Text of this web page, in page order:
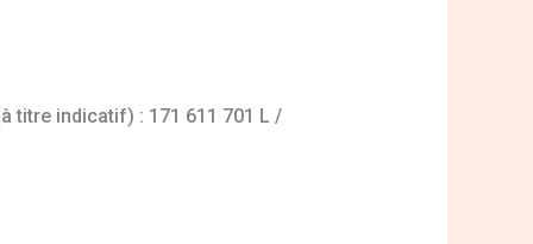
titre indicatif) : 171 611 701 L /